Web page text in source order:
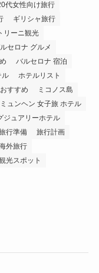
代女性向け旅行
ギリシャ旅行
リーニ観光
セロナ グルメ
バルセロナ 宿泊
ル
ホテルリスト
すすめ
ミコノス島
ミュンヘン 女子旅 ホテル
ジュアリーホテル
行準備
旅行計画
外旅行
光スポット